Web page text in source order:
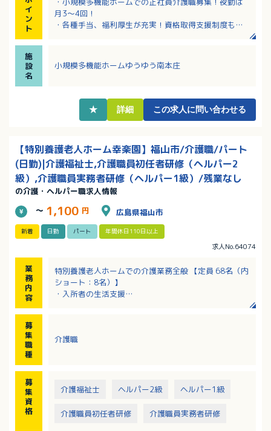
イ
ン
ト
月3～4回！
・各種手当、福利厚生が充実！資格取得支援制度もあ
の働き方にも柔軟に対応します！
・看護・育児・介護休暇取得実績あり！希望休制度も
施
設
名
小規模多機能ホームゆうゆう南本庄
★ 詳細 この求人に問い合わせる
【特別養護老人ホーム幸楽園】福山市/介護職/パート
(日勤)|介護福祉士,介護職員初任者研修（ヘルパー2
級）,介護職員実務者研修（ヘルパー1級）/残業なし
の介護・ヘルパー職求人情報
～ 1,100 円 広島県福山市
新着 日勤 パート 年間休日110日以上
求人No.64074
業
務
内
容
特別養護老人ホームでの介護業務全般 【定員 68名（内
ショート：8名）】
・入所者の生活支援
募
集
職
種
介護職
募
集
資
格
介護福祉士 ヘルパー2級 ヘルパー1級
介護職員初任者研修 介護職員実務者研修